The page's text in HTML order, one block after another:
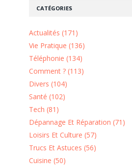
CATÉGORIES
Actualités (171)
Vie Pratique (136)
Téléphonie (134)
Comment ? (113)
Divers (104)
Santé (102)
Tech (81)
Dépannage Et Réparation (71)
Loisirs Et Culture (57)
Trucs Et Astuces (56)
Cuisine (50)